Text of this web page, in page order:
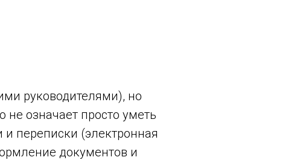
руководителями), но
означает просто уметь
переписки (электронная
документов и